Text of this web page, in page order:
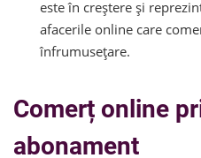
este în creștere și
afacerile online care
înfrumusețare.
Comerț online
abonament